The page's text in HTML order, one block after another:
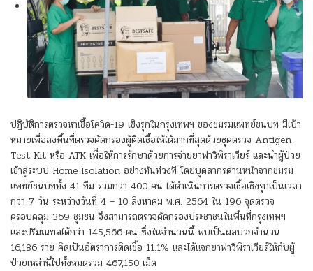
ปฏิบัติการตรวจหาเชื้อโควิด-19 เชิงรุกในกรุงเทพฯ ของชมรมแพทย์ชนบท มีเป้า
หมายเพื่อลงพื้นที่ตรวจคัดกรองผู้ติดเชื้อให้ได้มากที่สุดด้วยชุดตรวจ Antigen
Test Kit หรือ ATK เพื่อให้การรักษาด้วยการจ่ายยาฟาวิพิราเวียร์ และนำผู้ป่วย
เข้าสู่ระบบ Home Isolation อย่างทันท่วงที โดยบุคลากรด่านหน้าจากชมรม
แพทย์ชนบททั้ง 41 ทีม รวมกว่า 400 คน ได้ดำเนินการตรวจเชื้อเชิงรุกเป็นเวลา
กว่า 7 วัน ระหว่างวันที่ 4 – 10 สิงหาคม พ.ศ. 2564 ใน 196 จุดตรวจ
ครอบคลุม 369 ชุมชน จึงสามารถตรวจคัดกรองประชาชนในพื้นที่กรุงเทพฯ
และปริมณฑลได้กว่า 145,566 คน ซึ่งในจำนวนนี้ พบเป็นผลบวกจำนวน
16,186 ราย คิดเป็นอัตราการติดเชื้อ 11.1% และได้แจกยาฟาวิพิราเวียร์ให้กับผู้
ป่วยเหล่านี้ไปทั้งหมดรวม 467,150 เม็ด